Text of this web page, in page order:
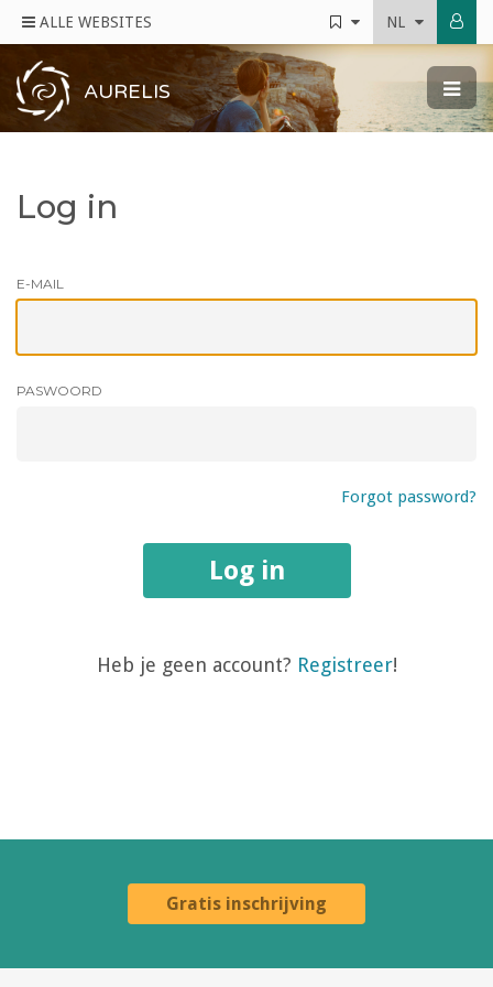
ALLE WEBSITES NL
AURELIS
Log in
E-MAIL
PASWOORD
Forgot password?
Log in
Heb je geen account? Registreer!
Gratis inschrijving